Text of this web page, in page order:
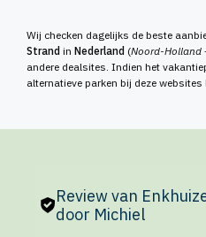
Wij checken dagelijks de beste
Strand in Nederland (Noord-Holland
andere dealsites. Indien het
alternatieve parken bij deze websites
Review van
door Michiel